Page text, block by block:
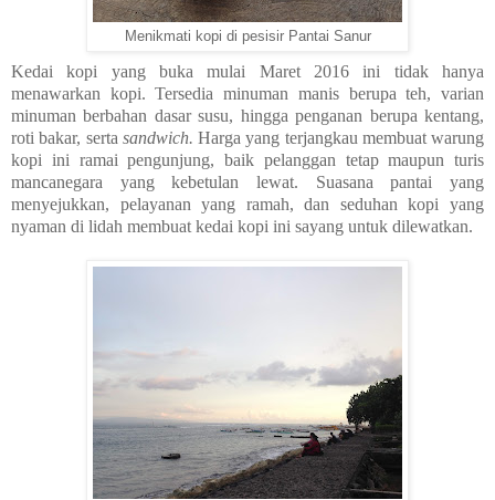
Menikmati kopi di pesisir Pantai Sanur
Kedai kopi yang buka mulai Maret 2016 ini tidak hanya
menawarkan kopi. Tersedia minuman manis berupa teh, varian
minuman berbahan dasar susu, hingga penganan berupa kentang,
roti bakar, serta sandwich. Harga yang terjangkau membuat warung
kopi ini ramai pengunjung, baik pelanggan tetap maupun turis
mancanegara yang kebetulan lewat. Suasana pantai yang
menyejukkan, pelayanan yang ramah, dan seduhan kopi yang
nyaman di lidah membuat kedai kopi ini sayang untuk dilewatkan.